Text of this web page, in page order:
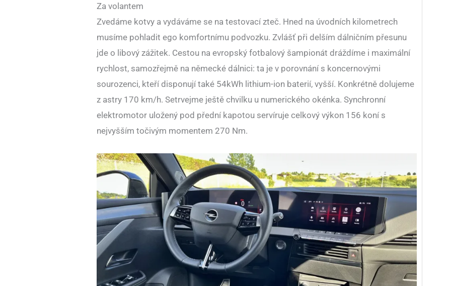
Za volantem
Zvedáme kotvy a vydáváme se na testovací zteč. Hned na úvodních kilometrech
musíme pohladit ego komfortnímu podvozku. Zvlášť při delším dálničním přesunu
jde o libový zážitek. Cestou na evropský fotbalový šampionát dráždíme i maximální
rychlost, samozřejmě na německé dálnici: ta je v porovnání s koncernovými
sourozenci, kteří disponují také 54kWh lithium-ion baterií, vyšší. Konkrétně dolujeme
z astry 170 km/h. Setrvejme ještě chvilku u numerického okénka. Synchronní
elektromotor uložený pod přední kapotou servíruje celkový výkon 156 koní s
nejvyšším točivým momentem 270 Nm.